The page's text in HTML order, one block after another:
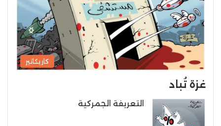
كاريكاتير
غزة تُباد
التعريفة الجمركية